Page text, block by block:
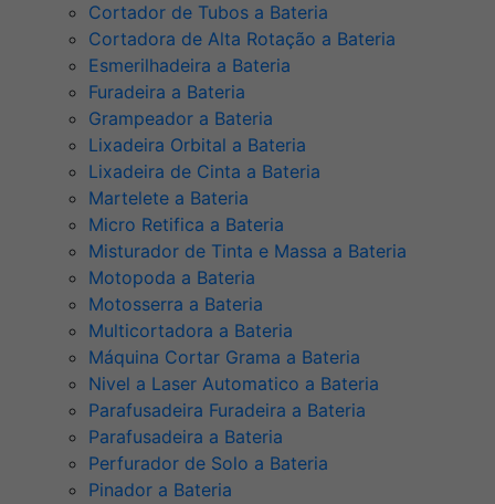
Cortador de Tubos a Bateria
Cortadora de Alta Rotação a Bateria
Esmerilhadeira a Bateria
Furadeira a Bateria
Grampeador a Bateria
Lixadeira Orbital a Bateria
Lixadeira de Cinta a Bateria
Martelete a Bateria
Micro Retifica a Bateria
Misturador de Tinta e Massa a Bateria
Motopoda a Bateria
Motosserra a Bateria
Multicortadora a Bateria
Máquina Cortar Grama a Bateria
Nivel a Laser Automatico a Bateria
Parafusadeira Furadeira a Bateria
Parafusadeira a Bateria
Perfurador de Solo a Bateria
Pinador a Bateria